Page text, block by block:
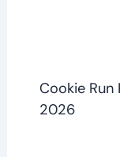
Cookie
2026